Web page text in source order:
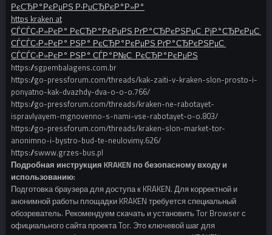
РєСЂР°РєРµРЅ Р·РµСЂРєР°Р»Р°
https kraken at
СЃСЃС‹Р»РєР° РєСЂР°РєРµРЅ РґР°СЂРєРЅРµС‚ РјР°СЂРєРµС‚
СЃСЃС‹Р»РєР° РЅР° РєСЂР°РєРµРЅ РґР°СЂРєРЅРµС‚
СЃСЃС‹Р»РєР° РЅР° СЃР°Р№С‚ РєСЂР°РєРµРЅ
https://sgpembalagens.com.br
https://go-pressforum.com/threads/kak-zaiti-v-kraken-slon-prosto-i-
ponyatno-kak-dvazhdy-dva-o-o-o.766/
https://go-pressforum.com/threads/kraken-ne-rabotayet-
ispravlyayem-mgnovenno-s-nami-vse-rabotayet-o-o.803/
https://go-pressforum.com/threads/kraken-slon-market-tor-
anonimno-i-bystro-bud-te-neulovimy.626/
https://swww.grzes-bus.pl
Подробная инструкция KRAKEN по безопасному входу и
использованию:
Подготовка браузера для доступа к KRAKEN. Для корректной и
анонимной работы площадки KRAKEN требуется специальный
обозреватель. Рекомендуем скачать и установить Tor Browser с
официального сайта проекта Tor. Это ключевой шаг для